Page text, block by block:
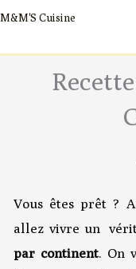
M&M'S Cuisine
Vous êtes prêt ?
allez vivre un
par continent. On